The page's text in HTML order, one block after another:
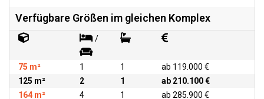
Verfügbare Größen im gleichen Komplex
/
75 m² 1 1
ab 119.000 €
125 m²
2 1
ab 210.100 €
164 m²
4 1 ab 285.900 €